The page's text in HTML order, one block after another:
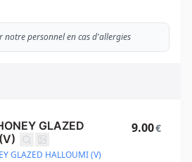
notre personnel en cas d'allergies
GLAZED
GLAZED HALLOUMI (V)
9.00€